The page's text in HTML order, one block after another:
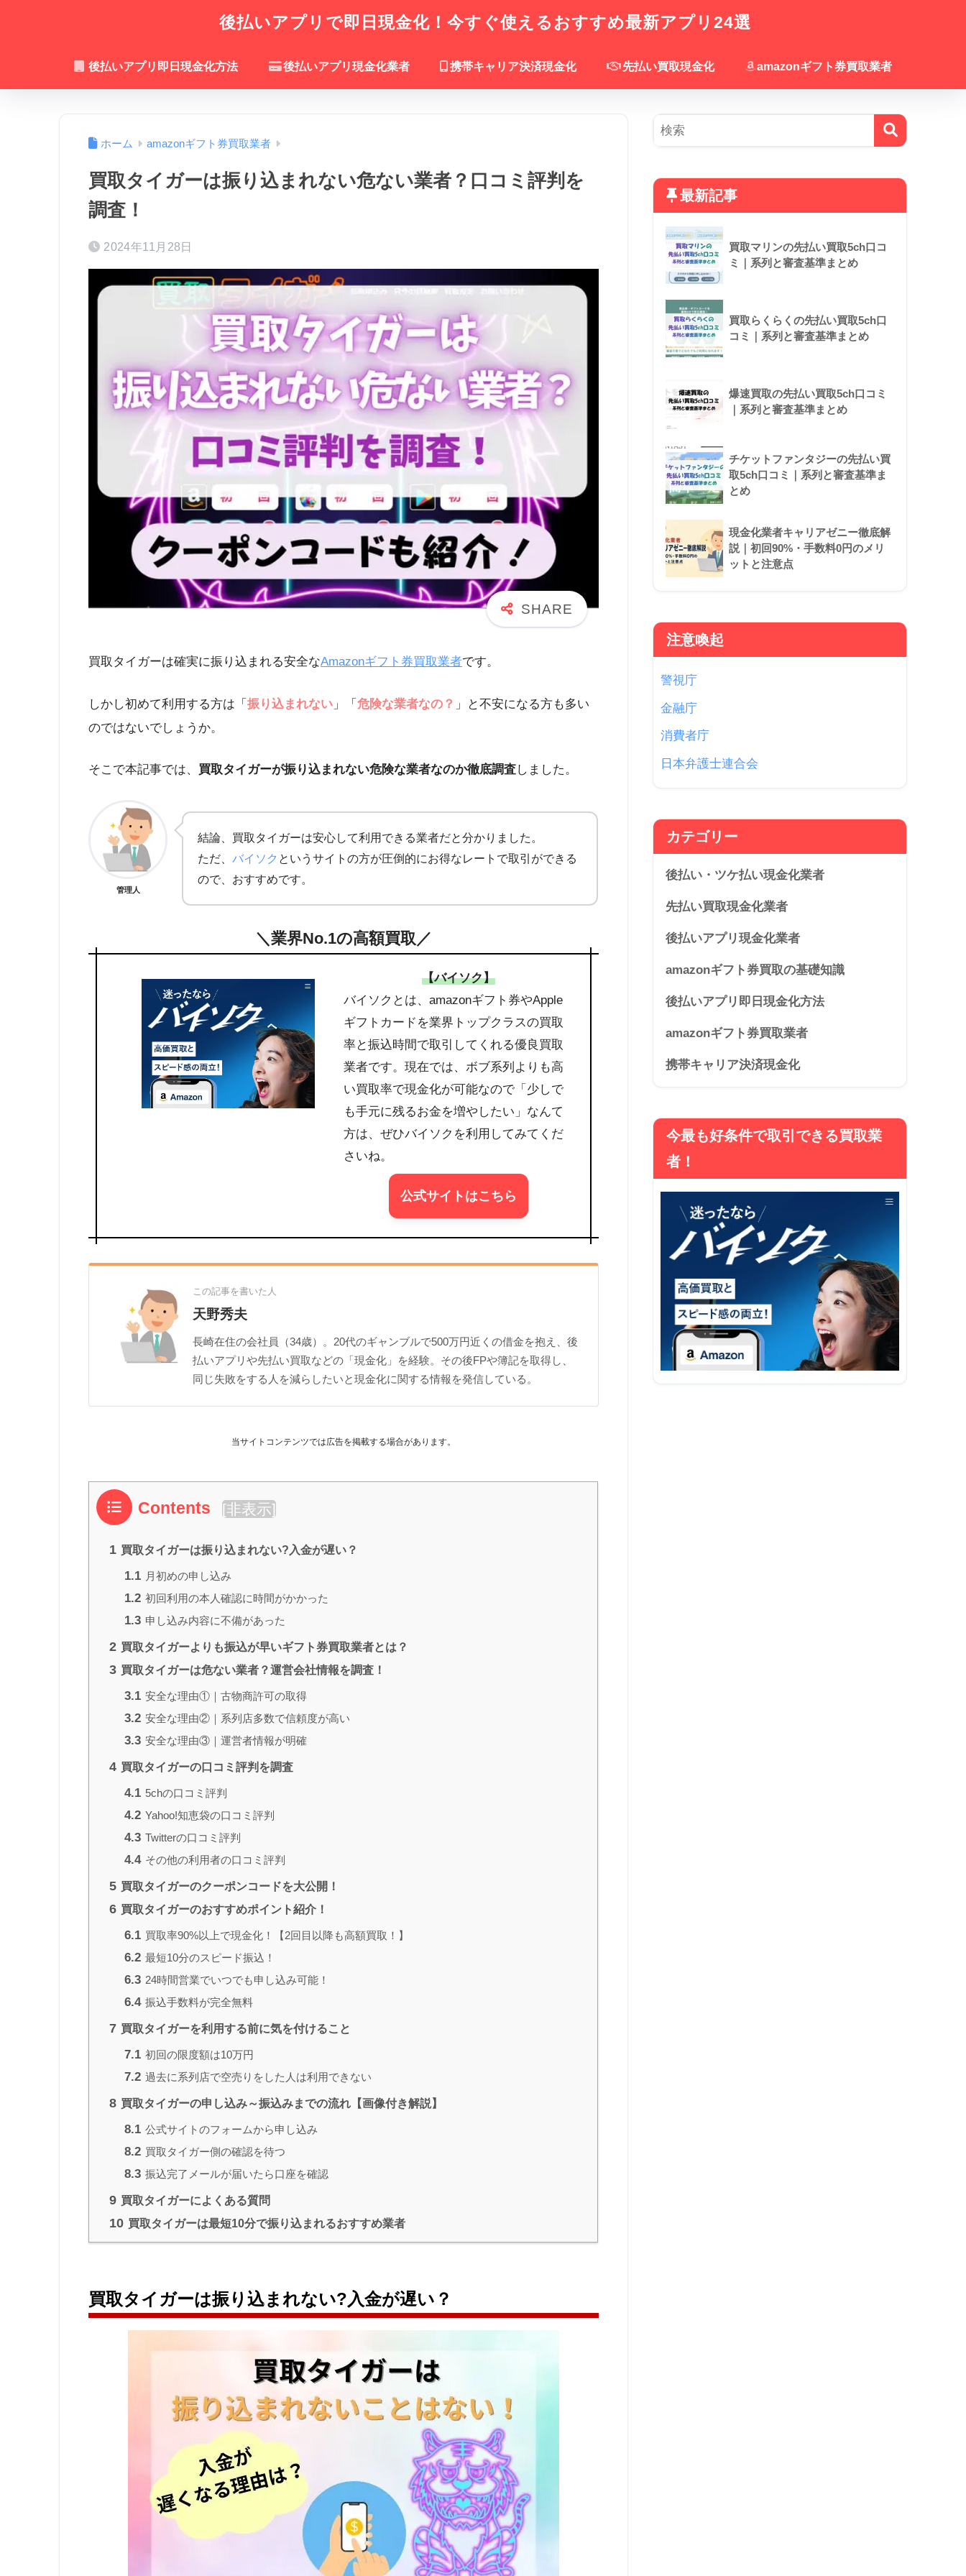
後払いアプリで即日現金化！今すぐ使えるおすすめ最新アプリ24選
後払いアプリ即日現金化方法 後払いアプリ現金化業者 携帯キャリア決済現金化 先払い買取現金化 amazonギフト券買取業者
ホーム amazonギフト券買取業者
買取タイガーは振り込まれない危ない業者？口コミ評判を
調査！
2024年11月28日
買取タイガーは確実に振り込まれる安全なAmazonギフト券買取業者です。
しかし初めて利用する方は「 振り込まれない 」「 危険な業者なの？ 」と不安になる方も多い
のではないでしょうか。
そこで本記事では、 買取タイガーが振り込まれない危険な業者なのか徹底調査しました。
管理人
結論、買取タイガーは安心して利用できる業者だと分かりました。
ただ、 バイソク というサイトの方が圧倒的にお得なレートで取引ができる
ので、おすすめです。
＼業界No.1の高額買取／
【バイソク】
バイソクとは、amazonギフト券やApple
ギフトカードを業界トップクラスの買取
率と振込時間で取引してくれる優良買取
業者です。現在では、ボブ系列よりも高
い買取率で現金化が可能なので「少しで
も手元に残るお金を増やしたい」なんて
方は、ぜひバイソクを利用してみてくだ
さいね。
公式サイトはこちら
この記事を書いた人
天野秀夫
長崎在住の会社員（34歳）。20代のギャンブルで500万円近くの借金を抱え、後
払いアプリや先払い買取などの「現金化」を経験。その後FPや簿記を取得し、
同じ失敗をする人を減らしたいと現金化に関する情報を発信している。
当サイトコンテンツでは広告を掲載する場合があります。
Contents [非表示]
1 買取タイガーは振り込まれない?入金が遅い？
1.1 月初めの申し込み
1.2 初回利用の本人確認に時間がかかった
1.3 申し込み内容に不備があった
2 買取タイガーよりも振込が早いギフト券買取業者とは？
3 買取タイガーは危ない業者？運営会社情報を調査！
3.1 安全な理由①｜古物商許可の取得
3.2 安全な理由②｜系列店多数で信頼度が高い
3.3 安全な理由③｜運営者情報が明確
4 買取タイガーの口コミ評判を調査
4.1 5chの口コミ評判
4.2 Yahoo!知恵袋の口コミ評判
4.3 Twitterの口コミ評判
4.4 その他の利用者の口コミ評判
5 買取タイガーのクーポンコードを大公開！
6 買取タイガーのおすすめポイント紹介！
6.1 買取率90%以上で現金化！【2回目以降も高額買取！】
6.2 最短10分のスピード振込！
6.3 24時間営業でいつでも申し込み可能！
6.4 振込手数料が完全無料
7 買取タイガーを利用する前に気を付けること
7.1 初回の限度額は10万円
7.2 過去に系列店で空売りをした人は利用できない
8 買取タイガーの申し込み～振込みまでの流れ【画像付き解説】
8.1 公式サイトのフォームから申し込み
8.2 買取タイガー側の確認を待つ
8.3 振込完了メールが届いたら口座を確認
9 買取タイガーによくある質問
10 買取タイガーは最短10分で振り込まれるおすすめ業者
買取タイガーは振り込まれない?入金が遅い？
最新記事
買取マリンの先払い買取5ch口コ
ミ｜系列と審査基準まとめ
買取らくらくの先払い買取5ch口
コミ｜系列と審査基準まとめ
爆速買取の先払い買取5ch口コミ
｜系列と審査基準まとめ
チケットファンタジーの先払い買
取5ch口コミ｜系列と審査基準ま
とめ
現金化業者キャリアゼニー徹底解
説｜初回90%・手数料0円のメリ
ットと注意点
注意喚起
警視庁
金融庁
消費者庁
日本弁護士連合会
カテゴリー
後払い・ツケ払い現金化業者
先払い買取現金化業者
後払いアプリ現金化業者
amazonギフト券買取の基礎知識
後払いアプリ即日現金化方法
amazonギフト券買取業者
携帯キャリア決済現金化
今最も好条件で取引できる買取業
者！